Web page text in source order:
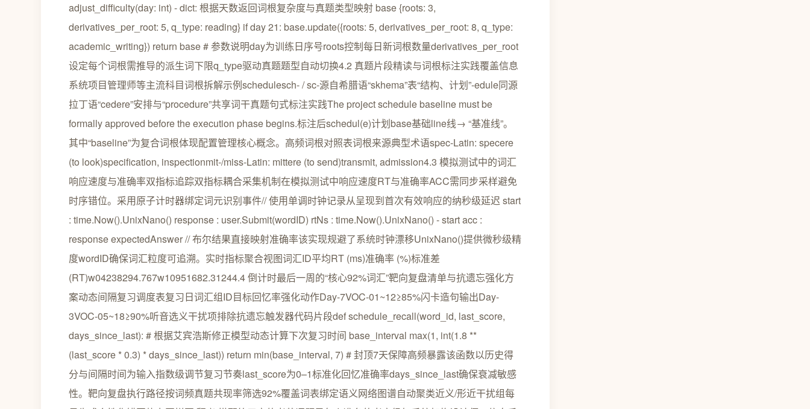
adjust_difficulty(day: int) - dict: 根据天数返回词根复杂度与真题类型映射 base {roots: 3,
derivatives_per_root: 5, q_type: reading} if day 21: base.update({roots: 5, derivatives_per_root: 8, q_type:
academic_writing}) return base # 参数说明day为训练日序号roots控制每日新词根数量derivatives_per_root
设定每个词根需推导的派生词下限q_type驱动真题题型自动切换4.2 真题片段精读与词根标注实践覆盖信息
系统项目管理师等主流科目词根拆解示例schedulesch- / sc-源自希腊语“skhema”表“结构、计划”-edule同源
拉丁语“cedere”安排与“procedure”共享词干真题句式标注实践The project schedule baseline must be
formally approved before the execution phase begins.标注后schedul(e)计划base基础line线→ “基准线”。
其中“baseline”为复合词根体现配置管理核心概念。高频词根对照表词根来源典型术语spec-Latin: specere
(to look)specification, inspectionmit-/miss-Latin: mittere (to send)transmit, admission4.3 模拟测试中的词汇
响应速度与准确率双指标追踪双指标耦合采集机制在模拟测试中响应速度RT与准确率ACC需同步采样避免
时序错位。采用原子计时器绑定词元识别事件// 使用单调时钟记录从呈现到首次有效响应的纳秒级延迟 start
: time.Now().UnixNano() response : user.Submit(wordID) rtNs : time.Now().UnixNano() - start acc :
response expectedAnswer // 布尔结果直接映射准确率该实现规避了系统时钟漂移UnixNano()提供微秒级精
度wordID确保词汇粒度可追溯。实时指标聚合视图词汇ID平均RT (ms)准确率 (%)标准差
(RT)w04238294.767w10951682.31244.4 倒计时最后一周的“核心92%词汇”靶向复盘清单与抗遗忘强化方
案动态间隔复习调度表复习日词汇组ID目标回忆率强化动作Day-7VOC-01~12≥85%闪卡造句输出Day-
3VOC-05~18≥90%听音选义干扰项排除抗遗忘触发器代码片段def schedule_recall(word_id, last_score,
days_since_last): # 根据艾宾浩斯修正模型动态计算下次复习时间 base_interval max(1, int(1.8 **
(last_score * 0.3) * days_since_last)) return min(base_interval, 7) # 封顶7天保障高频暴露该函数以历史得
分与间隔时间为输入指数级调节复习节奏last_score为0–1标准化回忆准确率days_since_last确保衰减敏感
性。靶向复盘执行路径按词频真题共现率筛选92%覆盖词表绑定语义网络图谱自动聚类近义/形近干扰组每